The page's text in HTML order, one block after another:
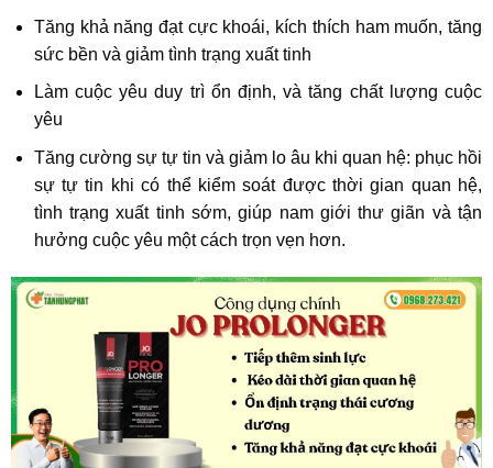
Tăng khả năng đạt cực khoái, kích thích ham muốn, tăng
sức bền và giảm tình trạng xuất tinh
Làm cuộc yêu duy trì ổn định, và tăng chất lượng cuộc
yêu
Tăng cường sự tự tin và giảm lo âu khi quan hệ: phục hồi
sự tự tin khi có thể kiểm soát được thời gian quan hệ,
tình trạng xuất tinh sớm, giúp nam giới thư giãn và tận
hưởng cuộc yêu một cách trọn vẹn hơn.